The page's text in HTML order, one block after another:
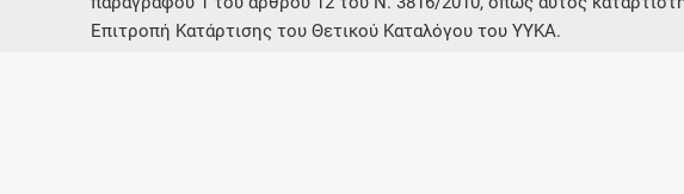
Επιτροπή Κατάρτισης του Θετικού Καταλόγου του ΥΥΚΑ.